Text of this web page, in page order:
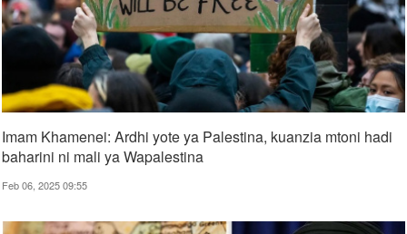
Imam Khamenei: Ardhi yote ya Palestina, kuanzia mtoni hadi
baharini ni mali ya Wapalestina
Feb 06, 2025 09:55